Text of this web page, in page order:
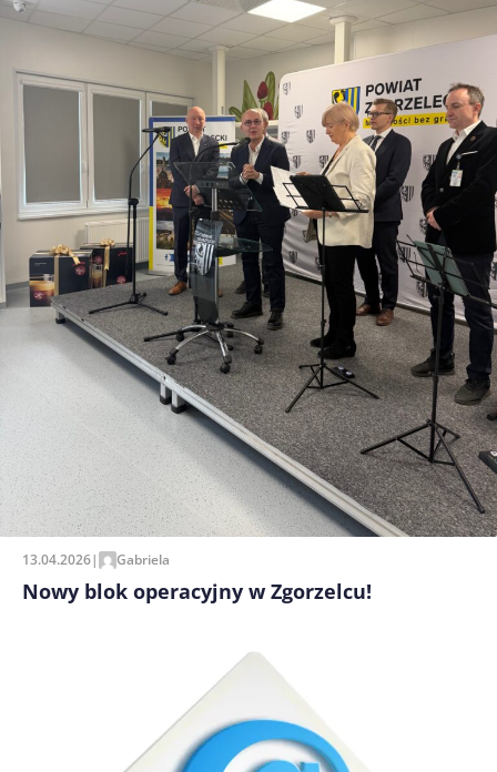
13.04.2026| Gabriela
Nowy blok operacyjny w Zgorzelcu!